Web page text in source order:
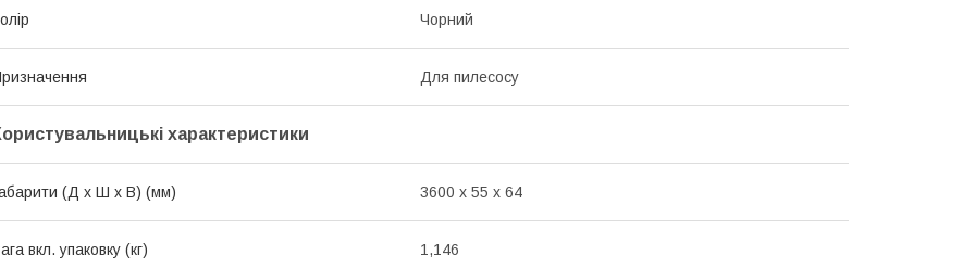
Чорний
Для пилесосу
характеристики
(Д x Ш x В) (мм) 3600 x 55 x 64
вкл. упаковку (кг) 1,146